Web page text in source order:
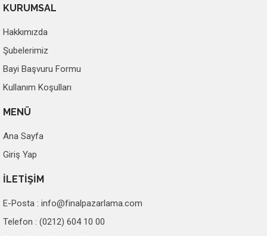
KURUMSAL
Hakkımızda
Şubelerimiz
Bayi Başvuru Formu
Kullanım Koşulları
MENÜ
Ana Sayfa
Giriş Yap
İLETİŞİM
E-Posta : info@finalpazarlama.com
Telefon : (0212) 604 10 00